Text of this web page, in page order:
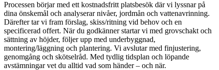
Processen börjar med ett kostnadsfritt platsbesök där vi lyssnar på
dina önskemål och analyserar nivåer, jordmån och vattenavrinning.
Därefter tar vi fram förslag, skiss/ritning vid behov och en
specificerad offert. När du godkänner startar vi med grovschakt och
sättning av höjder, följer upp med underbyggnad,
montering/läggning och plantering. Vi avslutar med finjustering,
genomgång och skötselråd. Med tydlig tidsplan och löpande
avstämningar vet du alltid vad som händer – och när.